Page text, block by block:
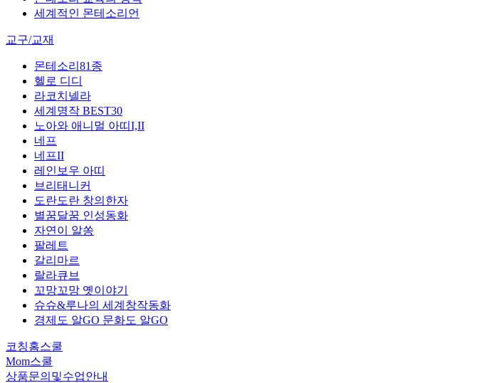
세계적인 몬테소리언
교구/교재
몬테소리81종
헬로 디디
라코치넬라
세계명작 BEST30
노아와 애니멀 아띠I,II
네프
네프II
레인보우 아띠
브리태니커
도란도란 창의한자
별꿈달꿈 인성동화
자연이 알쏭
팔레트
갈리마르
랄라큐브
꼬망꼬망 옛이야기
슈슈&루나의 세계창작동화
경제도 알GO 문화도 알GO
코칭홈스쿨
Mom스쿨
상품문의및수업안내